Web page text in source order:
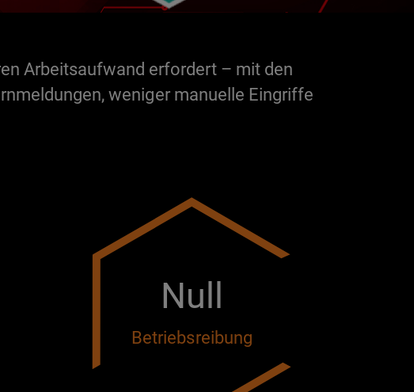
Arbeitsaufwand erfordert – mit den
weniger manuelle Eingriffe
Null
Betriebsreibung